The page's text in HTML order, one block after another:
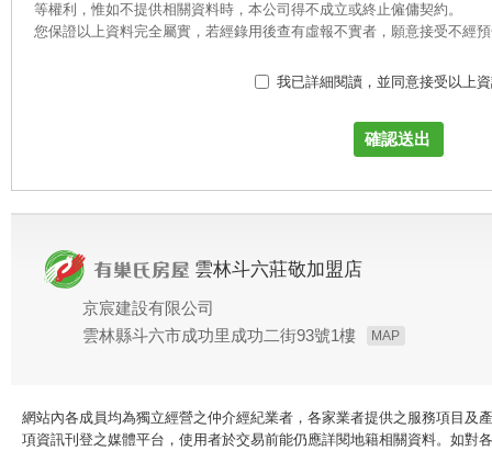
等權利，惟如不提供相關資料時，本公司得不成立或終止僱傭契約。
您保證以上資料完全屬實，若經錄用後查有虛報不實者，願意接受不經
我已詳細閱讀，並同意接受以上
雲林斗六莊敬加盟店
京宸建設有限公司
雲林縣斗六市成功里成功二街93號1樓
MAP
網站內各成員均為獨立經營之仲介經紀業者，各家業者提供之服務項目
項資訊刊登之媒體平台，使用者於交易前能仍應詳閱地籍相關資料。如對